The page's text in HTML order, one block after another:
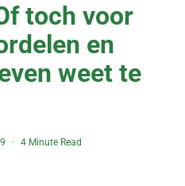
toch voor
en
weet te
4 Minute Read